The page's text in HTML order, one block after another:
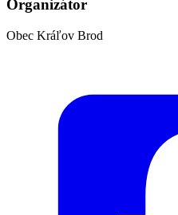
Organizátor
Obec Kráľov Brod